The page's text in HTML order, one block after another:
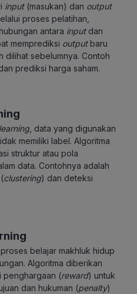
input(masukan) dan output
proses pelatihan,
antara inputdan
memprediksi outputbaru
dilihat sebelumnya. Contoh
prediksi harga saham.
, data yang digunakan
memiliki label. Algoritma
struktur atau pola
data. Contohnya adalah
clustering) dan deteksi
belajar makhluk hidup
Algoritma diberikan
penghargaan (reward) untuk
dan hukuman (penalty)